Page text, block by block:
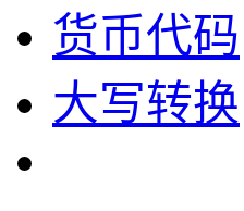
货币代码
大写转换